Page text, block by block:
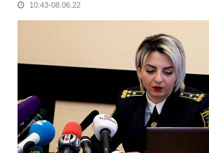
10:43-08.06.22